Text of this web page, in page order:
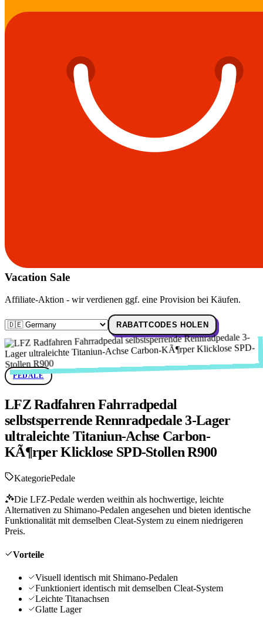
Vacation Sale
Affiliate-Aktion - wir verdienen ggf. eine Provision bei Käufen.
RABATTCODES HOLEN
PEDALE
LFZ Radfahren Fahrradpedal
selbstsperrende Rennradpedale 3-Lager
ultraleichte Titaniun-Achse Carbon-
KÃ¶rper Klicklose SPD-Stollen R900
KategoriePedale
Die LFZ-Pedale werden weithin als hochwertige, leichte
Alternativen zu Shimano-Pedalen angesehen und bieten identische
Funktionalität mit demselben Cleat-System zu einem niedrigeren
Preis.
Vorteile
Visuell identisch mit Shimano-Pedalen
Funktioniert identisch mit demselben Cleat-System
Leichte Titanachsen
Glatte Lager